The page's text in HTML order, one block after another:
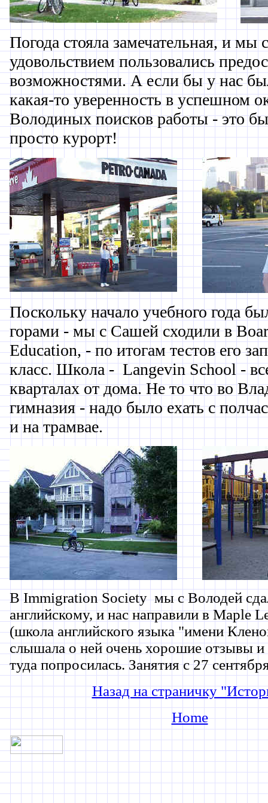
Погода стояла замечательная, и мы с
удовольствием пользовались
возможностями. А если бы у нас
какая-то уверенность в успешном
Володиных поисков работы - это
просто курорт!
Поскольку начало учебного года
горами - мы с Сашей сходили в
Education, - по итогам тестов его
класс. Школа - Langevin School -
кварталах от дома. Не то что во
гимназия - надо было ехать с
и на трамвае.
В Immigration Society мы с Володей
английскому, и нас направили в Maple
(школа английского языка "имени
слышала о ней очень хорошие отзывы и
туда попросилась. Занятия с 27
Назад на страничку
Home